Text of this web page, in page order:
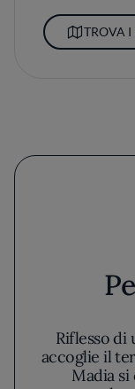
TROVA I
Riflesso di
accoglie il
Madia